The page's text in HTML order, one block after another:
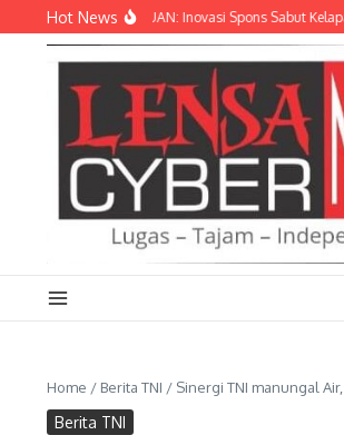
Lewati ke konten
Hot News
LIMBAH JADI CUAN: Inovasi Spons Sabut Kelapa dan
Home / Berita TNI / Sinergi TNI manungal
Berita TNI